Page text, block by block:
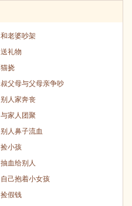
和老婆吵架
送礼物
猫挠
叔父母与父母亲争吵
别人家奔丧
与家人团聚
别人鼻子流血
捡小孩
抽血给别人
自己抱着小女孩
捡假钱